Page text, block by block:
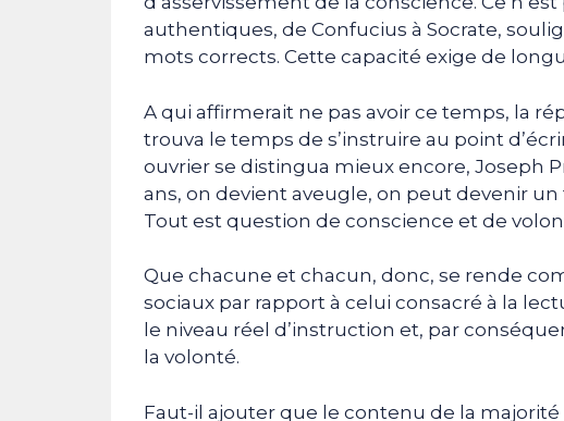
authentiques, de Confucius à Socrate,
mots corrects. Cette capacité exige de
A qui affirmerait ne pas avoir ce temps, la
trouva le temps de s’instruire au point
ouvrier se distingua mieux encore, Joseph
ans, on devient aveugle, on peut devenir
Tout est question de conscience et de
Que chacune et chacun, donc, se rende
sociaux par rapport à celui consacré à la
le niveau réel d’instruction et, par
la volonté.
Faut-il ajouter que le contenu de la